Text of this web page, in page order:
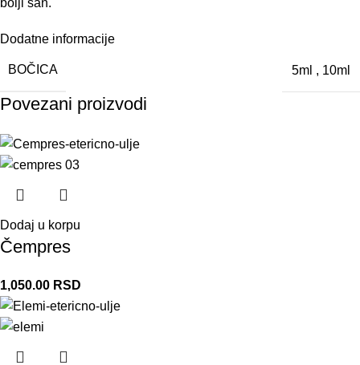
bolji san.
Dodatne informacije
BOČICA 5ml , 10ml
Povezani proizvodi
Dodaj u korpu
Čempres
1,050.00 RSD